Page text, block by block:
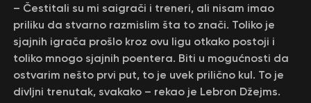
– Čestitali su mi saigrači i treneri, ali nisam imao
priliku da stvarno razmislim šta to znači. Toliko je
sjajnih igrača prošlo kroz ovu ligu otkako postoji i
toliko mnogo sjajnih poentera. Biti u mogućnosti da
ostvarim nešto prvi put, to je uvek prilično kul. To je
divljni trenutak, svakako – rekao je Lebron Džejms.